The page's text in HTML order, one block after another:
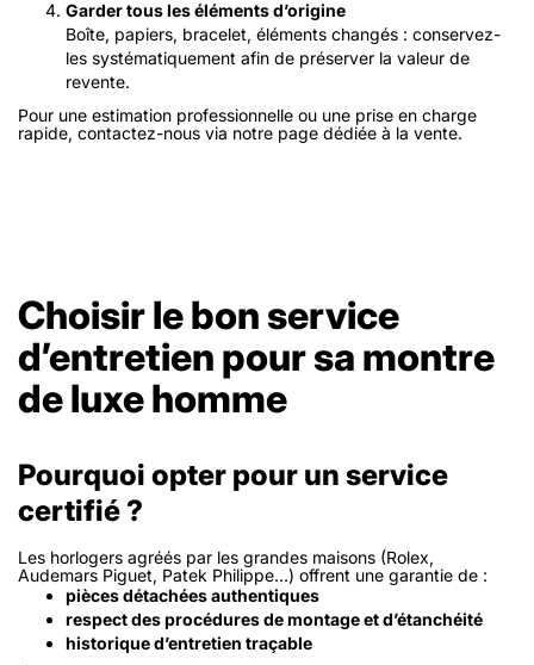
Garder tous les éléments d’origine
Boîte, papiers, bracelet, éléments changés : conservez-
les systématiquement afin de préserver la valeur de
revente.
Pour une estimation professionnelle ou une prise en charge
rapide, contactez-nous via notre page dédiée à la vente.
Choisir le bon service
d’entretien pour sa montre
de luxe homme
Pourquoi opter pour un service
certifié ?
Les horlogers agréés par les grandes maisons (Rolex,
Audemars Piguet, Patek Philippe…) offrent une garantie de :
pièces détachées authentiques
respect des procédures de montage et d’étanchéité
historique d’entretien traçable